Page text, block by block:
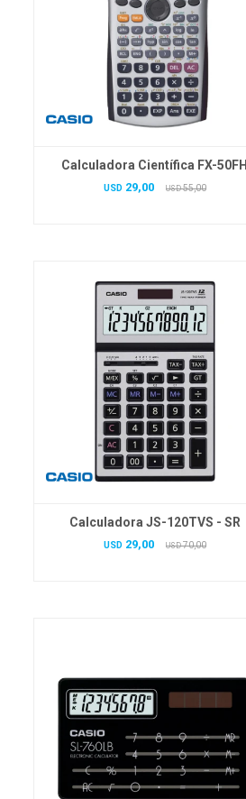
Calculadora Científica FX-50FH
USD 29,00 USD 55,00
Calculadora JS-120TVS - SR
USD 29,00 USD 70,00